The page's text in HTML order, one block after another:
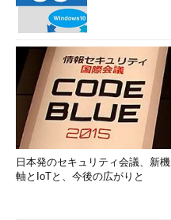
日本発のセキュリティ会議、新機
軸とIoTと、今後の広がりと